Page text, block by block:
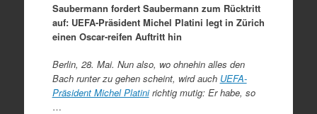
Saubermann fordert Saubermann zum Rücktritt
auf: UEFA-Präsident Michel Platini legt in Zürich
einen Oscar-reifen Auftritt hin
Berlin, 28. Mai. Nun also, wo ohnehin alles den
Bach runter zu gehen scheint, wird auch UEFA-
Präsident Michel Platinirichtig mutig: Er habe, so
…